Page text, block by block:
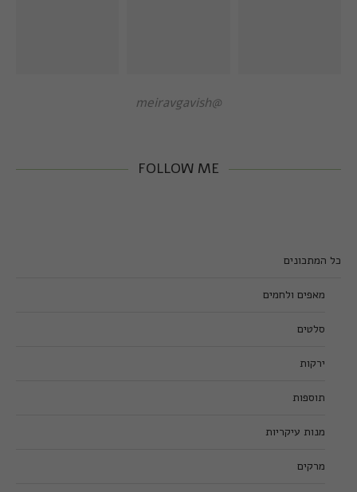
@meiravgavish
FOLLOW ME
כל המתכונים
מאפים ולחמים
סלטים
ירקות
תוספות
מנות עיקריות
מרקים